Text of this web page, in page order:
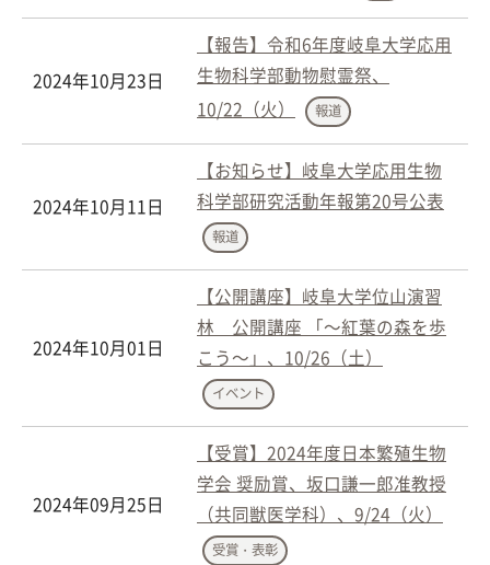
2024年10月23日
【報告】令和6年度岐阜大学応用
生物科学部動物慰霊祭、
10/22（火）
報道
2024年10月11日
【お知らせ】岐阜大学応用生物
科学部研究活動年報第20号公表
報道
2024年10月01日
【公開講座】岐阜大学位山演習
林 公開講座 「～紅葉の森を歩
こう～」、10/26（土）
イベント
2024年09月25日
【受賞】2024年度日本繁殖生物
学会 奨励賞、坂口謙一郎准教授
（共同獣医学科）、9/24（火）
受賞・表彰